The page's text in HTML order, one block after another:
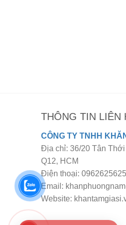
THÔNG TIN LIÊN
CÔNG TY TNHH
Địa chỉ: 36/20 Tân
Q12, HCM
Điện thoại: 0962625625
Email:
Website: